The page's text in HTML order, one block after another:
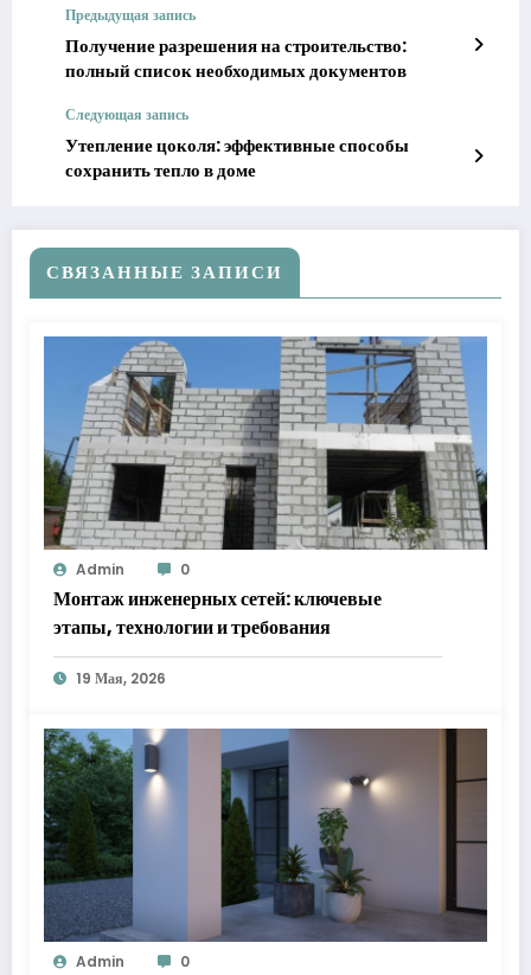
Предыдущая запись
Получение разрешения на строительство:
полный список необходимых документов
Следующая запись
Утепление цоколя: эффективные способы
сохранить тепло в доме
СВЯЗАННЫЕ ЗАПИСИ
Admin 0
Монтаж инженерных сетей: ключевые
этапы, технологии и требования
19 Мая, 2026
Admin 0